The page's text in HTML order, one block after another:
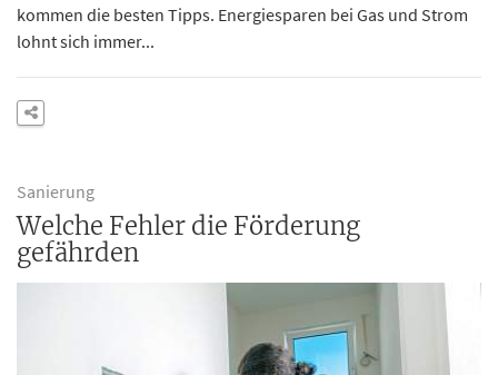
kommen die besten Tipps. Energiesparen bei Gas und Strom
lohnt sich immer...
Sanierung
Welche Fehler die Förderung
gefährden